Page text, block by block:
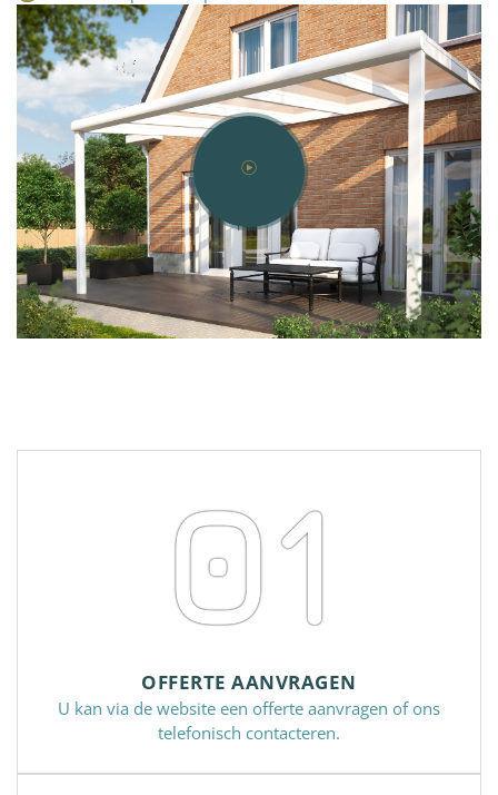
01
OFFERTE AANVRAGEN
U kan via de website een offerte aanvragen of ons
telefonisch contacteren.